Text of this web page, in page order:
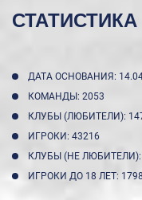
СТАТИСТИКА
ДАТА ОСНОВАНИЯ:
КОМАНДЫ: 2053
КЛУБЫ (ЛЮБИТЕЛИ):
ИГРОКИ: 43216
КЛУБЫ (НЕ ЛЮБИТЕЛИ):
ИГРОКИ ДО 18 ЛЕТ: